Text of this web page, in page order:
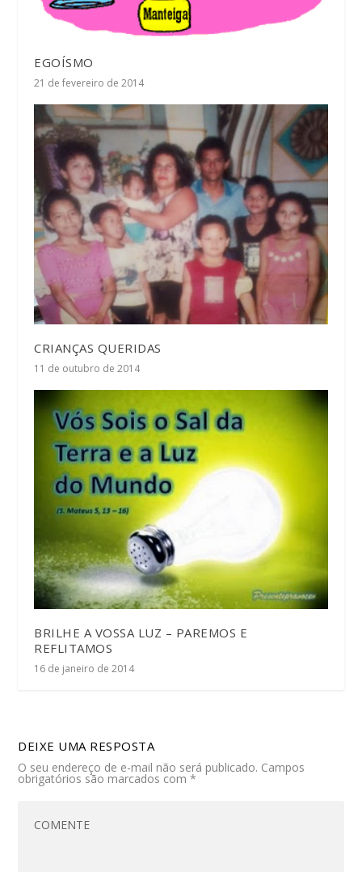
EGOÍSMO
21 de fevereiro de 2014
CRIANÇAS QUERIDAS
11 de outubro de 2014
BRILHE A VOSSA LUZ – PAREMOS E
REFLITAMOS
16 de janeiro de 2014
DEIXE UMA RESPOSTA
O seu endereço de e-mail não será publicado. Campos
obrigatórios são marcados com*